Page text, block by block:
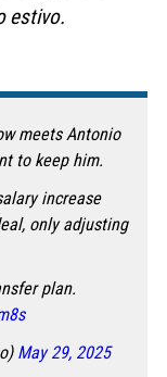
estivo.
meets Antonio
to keep him.
increase
only adjusting
plan.
May 29, 2025